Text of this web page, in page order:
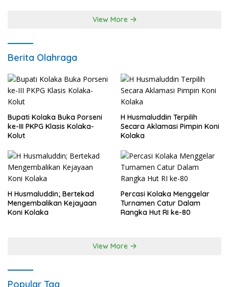
View More
Berita Olahraga
Bupati Kolaka Buka Porseni
ke-III PKPG Klasis Kolaka-
Kolut
H Husmaluddin Terpilih
Secara Aklamasi Pimpin Koni
Kolaka
H Husmaluddin; Bertekad
Mengembalikan Kejayaan
Koni Kolaka
Percasi Kolaka Menggelar
Turnamen Catur Dalam
Rangka Hut RI ke-80
View More
Popular Tag